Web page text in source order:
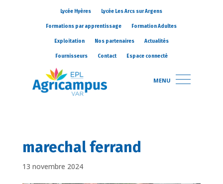
Lycée Hyères Lycée Les Arcs sur Argens
Formations par apprentissage Formation Adultes
Exploitation Nos partenaires Actualités
Fournisseurs Contact Espace connecté
MENU
marechal ferrand
13 novembre 2024